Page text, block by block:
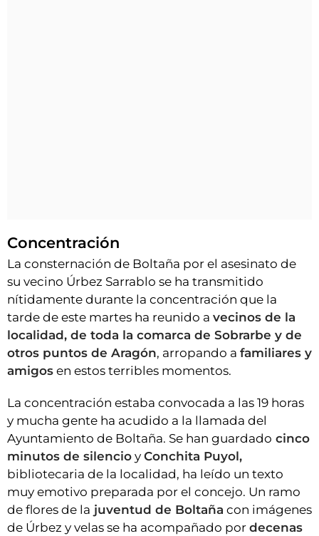
Concentración
La consternación de Boltaña por el asesinato de
su vecino Úrbez Sarrablo se ha transmitido
nítidamente durante la concentración que la
tarde de este martes ha reunido a vecinos de la
localidad, de toda la comarca de Sobrarbe y de
otros puntos de Aragón, arropando a familiares y
amigos en estos terribles momentos.
La concentración estaba convocada a las 19 horas
y mucha gente ha acudido a la llamada del
Ayuntamiento de Boltaña. Se han guardado cinco
minutos de silencio y Conchita Puyol,
bibliotecaria de la localidad, ha leído un texto
muy emotivo preparada por el concejo. Un ramo
de flores de la juventud de Boltaña con imágenes
de Úrbez y velas se ha acompañado por decenas